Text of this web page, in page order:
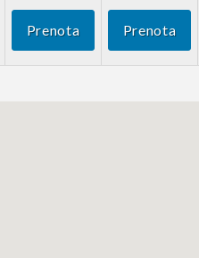
Prenota Prenota